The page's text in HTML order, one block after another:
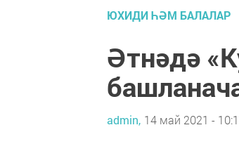
ЮХИДИ ҺӘМ БАЛАЛАР
Әтнәдә
admin, 14 май 2021 -